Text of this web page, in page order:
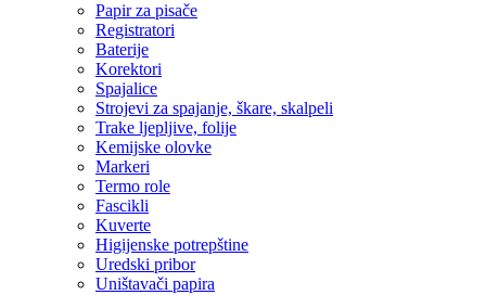
Papir za pisače
Registratori
Baterije
Korektori
Spajalice
Strojevi za spajanje, škare, skalpeli
Trake ljepljive, folije
Kemijske olovke
Markeri
Termo role
Fascikli
Kuverte
Higijenske potrepštine
Uredski pribor
Uništavači papira